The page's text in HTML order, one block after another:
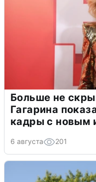
Больше не
Гагарина
кадры с новым
6 августа 201